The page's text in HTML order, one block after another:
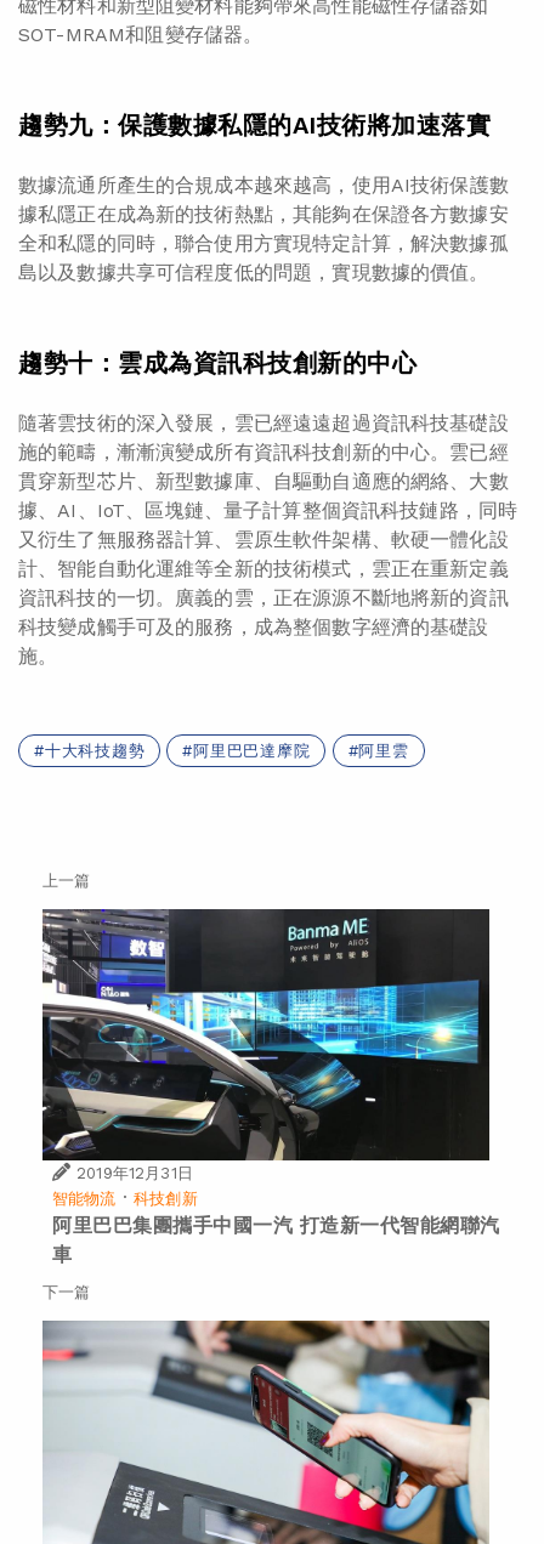
磁性材料和新型阻變材料能夠帶來高性能磁性存儲器如
SOT-MRAM和阻變存儲器。
趨勢九：保護數據私隱的AI技術將加速落實
數據流通所產生的合規成本越來越高，使用AI技術保護數
據私隱正在成為新的技術熱點，其能夠在保證各方數據安
全和私隱的同時，聯合使用方實現特定計算，解決數據孤
島以及數據共享可信程度低的問題，實現數據的價值。
趨勢十：雲成為資訊科技創新的中心
隨著雲技術的深入發展，雲已經遠遠超過資訊科技基礎設
施的範疇，漸漸演變成所有資訊科技創新的中心。雲已經
貫穿新型芯片、新型數據庫、自驅動自適應的網絡、大數
據、AI、IoT、區塊鏈、量子計算整個資訊科技鏈路，同時
又衍生了無服務器計算、雲原生軟件架構、軟硬一體化設
計、智能自動化運維等全新的技術模式，雲正在重新定義
資訊科技的一切。廣義的雲，正在源源不斷地將新的資訊
科技變成觸手可及的服務，成為整個數字經濟的基礎設
施。
十大科技趨勢 阿里巴巴達摩院 阿里雲
上一篇
2019年12月31日
智能物流 ·科技創新
阿里巴巴集團攜手中國一汽 打造新一代智能網聯汽
車
下一篇